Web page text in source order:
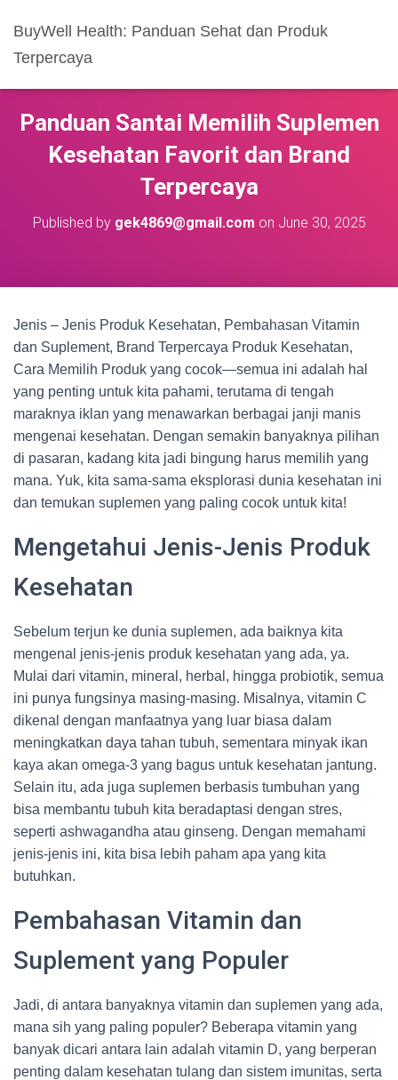
BuyWell Health: Panduan Sehat dan Produk
Terpercaya
Panduan Santai Memilih Suplemen
Kesehatan Favorit dan Brand
Terpercaya
Published by gek4869@gmail.com on June 30, 2025
Jenis – Jenis Produk Kesehatan, Pembahasan Vitamin
dan Suplement, Brand Terpercaya Produk Kesehatan,
Cara Memilih Produk yang cocok—semua ini adalah hal
yang penting untuk kita pahami, terutama di tengah
maraknya iklan yang menawarkan berbagai janji manis
mengenai kesehatan. Dengan semakin banyaknya pilihan
di pasaran, kadang kita jadi bingung harus memilih yang
mana. Yuk, kita sama-sama eksplorasi dunia kesehatan ini
dan temukan suplemen yang paling cocok untuk kita!
Mengetahui Jenis-Jenis Produk
Kesehatan
Sebelum terjun ke dunia suplemen, ada baiknya kita
mengenal jenis-jenis produk kesehatan yang ada, ya.
Mulai dari vitamin, mineral, herbal, hingga probiotik, semua
ini punya fungsinya masing-masing. Misalnya, vitamin C
dikenal dengan manfaatnya yang luar biasa dalam
meningkatkan daya tahan tubuh, sementara minyak ikan
kaya akan omega-3 yang bagus untuk kesehatan jantung.
Selain itu, ada juga suplemen berbasis tumbuhan yang
bisa membantu tubuh kita beradaptasi dengan stres,
seperti ashwagandha atau ginseng. Dengan memahami
jenis-jenis ini, kita bisa lebih paham apa yang kita
butuhkan.
Pembahasan Vitamin dan
Suplement yang Populer
Jadi, di antara banyaknya vitamin dan suplemen yang ada,
mana sih yang paling populer? Beberapa vitamin yang
banyak dicari antara lain adalah vitamin D, yang berperan
penting dalam kesehatan tulang dan sistem imunitas, serta